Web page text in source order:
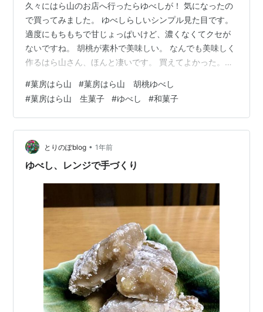
久々にはら山のお店へ行ったらゆべしが！ 気になったの
で買ってみました。 ゆべしらしいシンプル見た目です。
適度にもちもちで甘じょっぱいけど、濃くなくてクセが
ないですね。 胡桃が素朴で美味しい。 なんでも美味しく
作るはら山さん、ほんと凄いです。 買えてよかった。原
りやにも入荷しているそうです。 何があるのかは店舗へ
ご確認ください。★菓房はら山 伊勢丹浦和店 埼玉県さい
たま市浦和区高砂1-15-1 伊勢丹浦和店B1F 048-834-
1111 10〜20時 ※営業時間、定休日共に伊勢丹浦和店に準
ずる。ランキング参加中お菓子ランキング参加中日本の
歴…
#菓房はら山 #菓房はら山 胡桃ゆべし
#菓房はら山 生菓子 #ゆべし #和菓子
とりのぽblog • 1年前
ゆべし、レンジで手づくり